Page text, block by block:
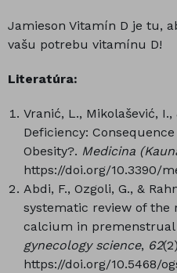
Jamieson Vitamín D je tu,
vašu potrebu vitamínu D!
Literatúra:
Vranić, L., Mikolašević,
Deficiency:
Obesity?. Medicina
https://doi.org/10.3390/
Abdi, F., Ozgoli, G., &
systematic review of the
calcium in premenstrual
gynecology science, 62
https://doi.org/10.5468/